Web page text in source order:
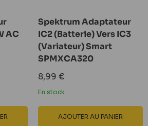
AC
Spektrum Adaptateur
IC2 (Batterie) Vers IC3
(Variateur) Smart
SPMXCA320
Prix
réduit
8,99 €
En stock
AJOUTER AU PANIER